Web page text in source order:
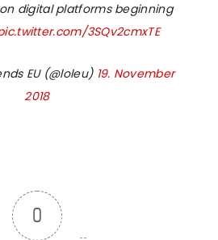
digital platforms beginning
3SQv2cmxTE
EU (@loleu) 19. November
2018
0